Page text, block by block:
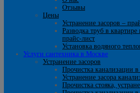
Отзывы
Цены
Устранение засоров –
Разводка труб в
прайс-лист
Установка водяного
Услуги сантехника в Москве
Устранение засоров
Прочистка канализации в
Устранение засора
Прочистка стояка,